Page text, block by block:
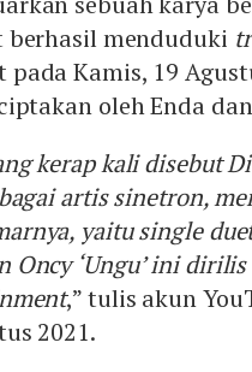
berhasil menduduki
pada Kamis, 19
oleh Enda
kerap kali disebut
artis sinetron,
yaitu single
Oncy ‘Ungu’ ini
,” tulis akun
2021.